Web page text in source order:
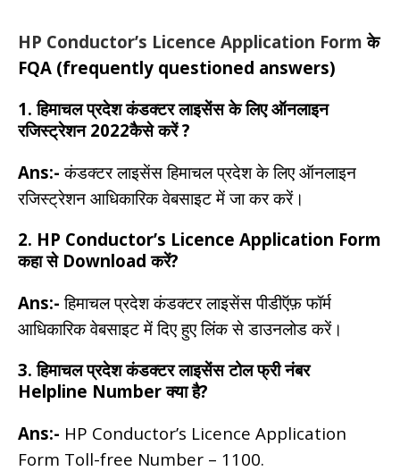
HP Conductor’s Licence Application Formके
FQA (frequently questioned answers)
1. हिमाचल प्रदेश कंडक्टर लाइसेंस के लिए ऑनलाइन
रजिस्ट्रेशन 2022कैसे करें ?
Ans:- कंडक्टर लाइसेंस हिमाचल प्रदेश के लिए ऑनलाइन
रजिस्ट्रेशन आधिकारिक वेबसाइट में जा कर करें।
2. HP Conductor’s Licence Application Form
कहा से Download करें?
Ans:- हिमाचल प्रदेश कंडक्टर लाइसेंस पीडीऍफ़ फॉर्म
आधिकारिक वेबसाइट में दिए हुए लिंक से डाउनलोड करें।
3. हिमाचल प्रदेश कंडक्टर लाइसेंस टोल फ्री नंबर
Helpline Number क्या है?
Ans:- HP Conductor’s Licence Application
Form Toll-free Number – 1100.